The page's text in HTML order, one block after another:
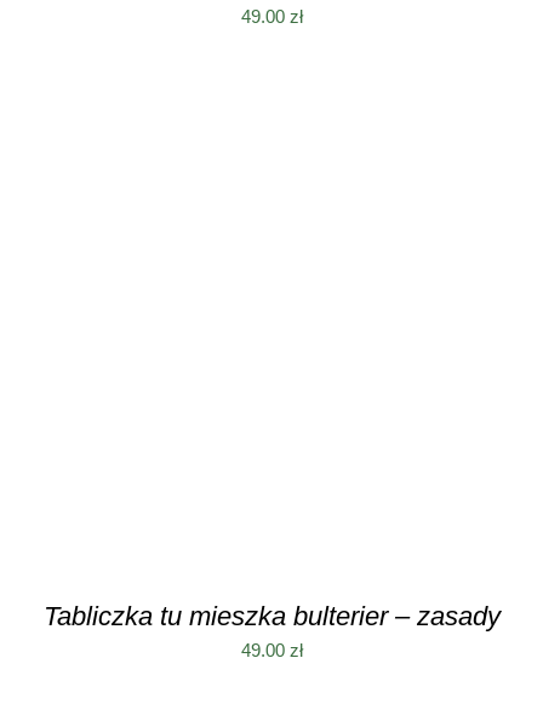
49.00 zł
Tabliczka tu mieszka bulterier – zasady
49.00 zł